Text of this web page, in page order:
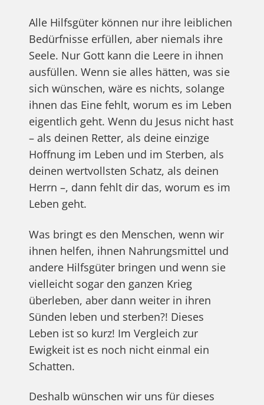
Alle Hilfsgüter können nur ihre leiblichen
Bedürfnisse erfüllen, aber niemals ihre
Seele. Nur Gott kann die Leere in ihnen
ausfüllen. Wenn sie alles hätten, was sie
sich wünschen, wäre es nichts, solange
ihnen das Eine fehlt, worum es im Leben
eigentlich geht. Wenn du Jesus nicht hast
– als deinen Retter, als deine einzige
Hoffnung im Leben und im Sterben, als
deinen wertvollsten Schatz, als deinen
Herrn –, dann fehlt dir das, worum es im
Leben geht.
Was bringt es den Menschen, wenn wir
ihnen helfen, ihnen Nahrungsmittel und
andere Hilfsgüter bringen und wenn sie
vielleicht sogar den ganzen Krieg
überleben, aber dann weiter in ihren
Sünden leben und sterben?! Dieses
Leben ist so kurz! Im Vergleich zur
Ewigkeit ist es noch nicht einmal ein
Schatten.
Deshalb wünschen wir uns für dieses